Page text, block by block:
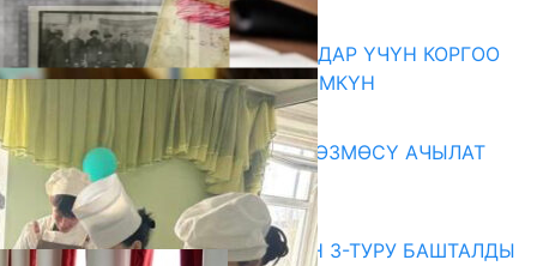
07.08.2026
КОРРУПЦИЯНЫ КАБАРЛАГАНДАР ҮЧҮН КОРГОО
ЧАРАЛАРЫ КҮЧӨТҮЛҮШҮ МҮМКҮН
«АРХИВ – ИСКУССТВО» КӨРГӨЗМӨСҮ АЧЫЛАТ
07.08.2026
Абитуриент
ЖОЖДОРГО КАБЫЛ АЛУУНУН 3-ТУРУ БАШТАЛДЫ